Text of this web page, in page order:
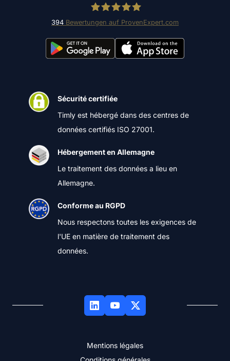
Timly Software AG
394 Bewertungen auf ProvenExpert.com
Sécurité certifiée
Timly est hébergé dans des centres de
données certifiés ISO 27001.
Hébergement en Allemagne
Le traitement des données a lieu en
Allemagne.
Conforme au RGPD
Nous respectons toutes les exigences de
l'UE en matière de traitement des
données.
Mentions légales